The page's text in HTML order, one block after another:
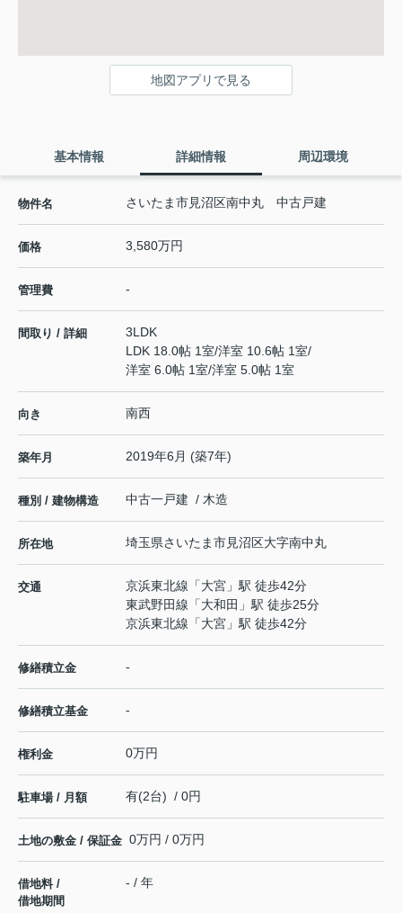
地図アプリで見る
基本情報 詳細情報 周辺環境
物件名 さいたま市見沼区南中丸 中古戸建
価格 3,580万円
管理費 -
間取り / 詳細
3LDK
LDK 18.0帖 1室/洋室 10.6帖 1室/
洋室 6.0帖 1室/洋室 5.0帖 1室
向き 南西
築年月 2019年6月 (築7年)
種別 / 建物構造 中古一戸建 / 木造
所在地 埼玉県さいたま市見沼区大字南中丸
交通 京浜東北線 「大宮 」駅 徒歩42分
東武野田線 「大和田 」駅 徒歩25分
京浜東北線 「大宮 」駅 徒歩42分
修繕積立金 -
修繕積立基金 -
権利金 0万円
駐車場 / 月額 有(2台) / 0円
土地の敷金 / 保証金 0万円 / 0万円
借地料 /
借地期間
- / 年